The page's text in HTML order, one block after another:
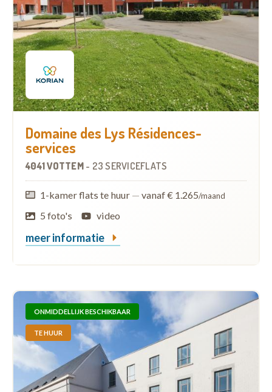
Domaine des Lys Résidences-
services
4041 VOTTEM - 23 SERVICEFLATS
1-kamer flats te huur — vanaf € 1.265/maand
5 foto's video
meer informatie
ONMIDDELLIJK BESCHIKBAAR
TE HUUR